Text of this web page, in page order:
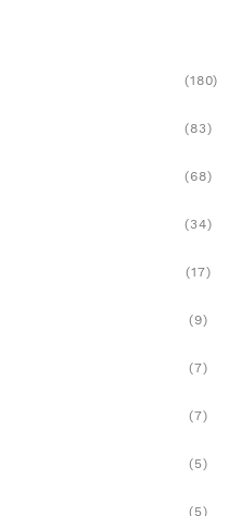
(180)
(83)
(68)
(34)
(17)
(9)
(7)
(7)
(5)
(5)